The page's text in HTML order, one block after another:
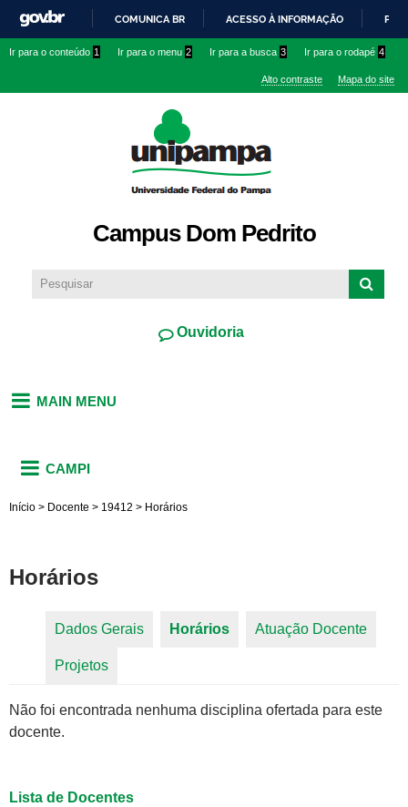
conteúdo
IR
O
COMUNICA BR ACESSO À INFORMAÇÃO
Ir para o conteúdo 1 Ir para o menu 2 Ir para a busca 3 Ir para o rodapé 4
Alto contraste Mapa do site
Campus Dom Pedrito
Ouvidoria
MAIN MENU
CAMPI
Início > Docente > 19412 > Horários
Horários
Dados Gerais Horários (aba ativa)
Atuação Docente
Projetos
Não foi encontrada nenhuma disciplina ofertada para este
docente.
Lista de Docentes